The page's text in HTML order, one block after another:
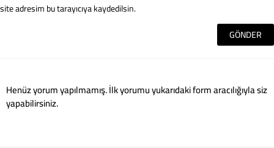
site adresim bu tarayıcıya kaydedilsin.
Henüz yorum yapılmamış. İlk yorumu yukarıdaki form aracılığıyla siz
yapabilirsiniz.